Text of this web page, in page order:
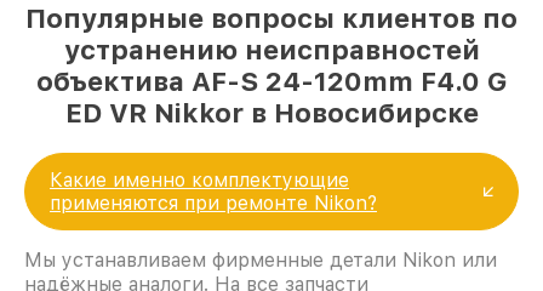
Популярные вопросы клиентов по
устранению неисправностей
объектива AF-S 24-120mm F4.0 G
ED VR Nikkor в Новосибирске
Какие именно комплектующие
применяются при ремонте Nikon?
Мы устанавливаем фирменные детали Nikon или
надёжные аналоги. На все запчасти